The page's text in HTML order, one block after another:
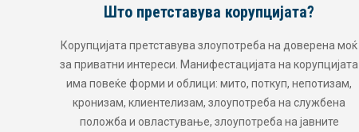
Што претставува корупцијата?
Корупцијата претставува злоупотреба на доверена моќ
за приватни интереси. Манифестацијата на корупцијата
има повеќе форми и облици: мито, поткуп, непотизам,
кронизам, клиентелизам, злоупотреба на службена
положба и овластување, злоупотреба на јавните